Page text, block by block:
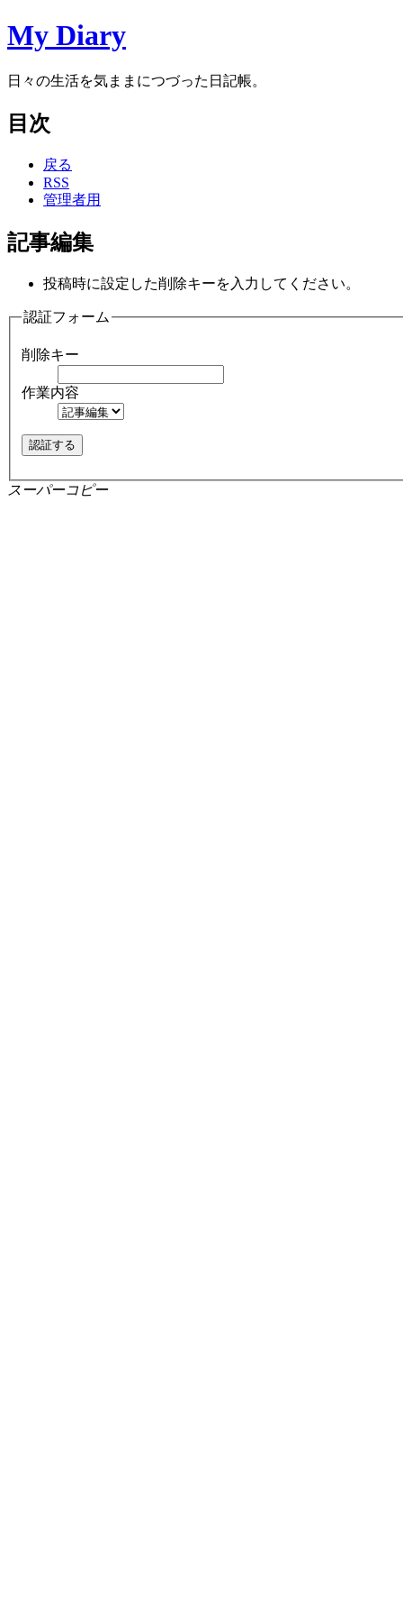
My Diary
日々の生活を気ままにつづった日記帳。
目次
戻る
RSS
管理者用
記事編集
投稿時に設定した削除キーを入力してください。
認証フォーム
削除キー
作業内容
スーパーコピー